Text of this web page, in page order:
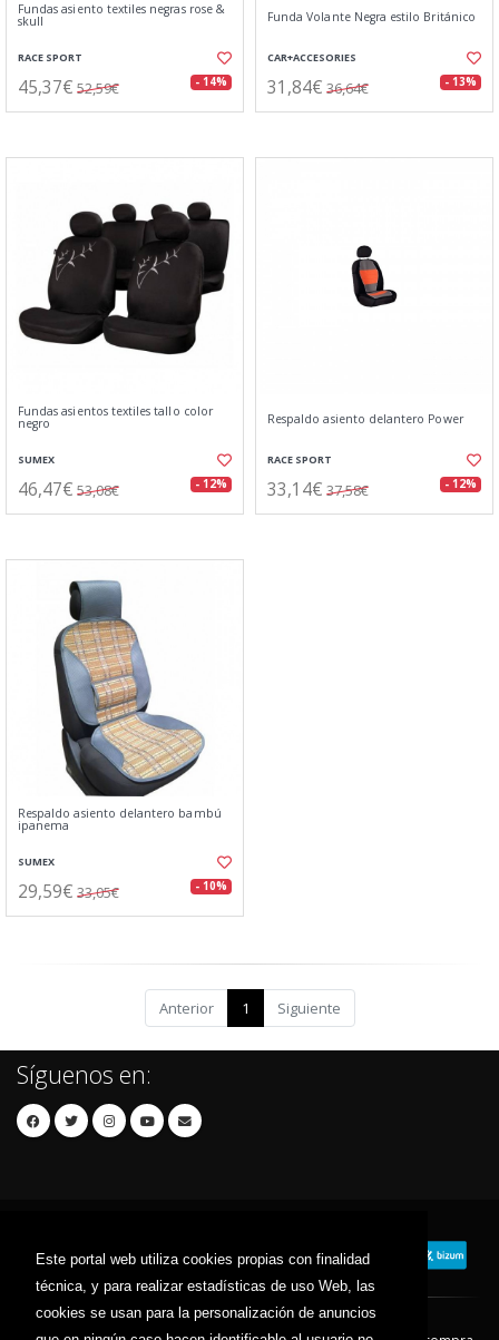
Este portal web utiliza cookies propias con finalidad
técnica, y para realizar estadísticas de uso Web, las
cookies se usan para la personalización de anuncios
Fundas asiento textiles negras rose &
skull
RACE SPORT
45,37€ 52,59€ - 14%
Funda Volante Negra estilo Británico
CAR+ACCESORIES
31,84€ 36,64€ - 13%
Fundas asientos textiles tallo color
negro
SUMEX
46,47€ 53,08€ - 12%
Respaldo asiento delantero Power
RACE SPORT
33,14€ 37,58€ - 12%
Respaldo asiento delantero bambú
ipanema
SUMEX
29,59€ 33,05€ - 10%
Anterior 1 Siguiente
Síguenos en: